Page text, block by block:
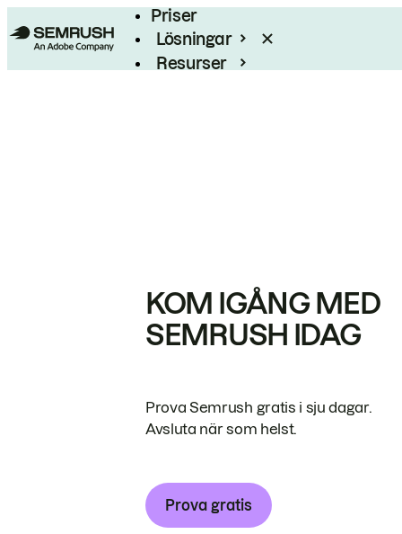
Priser
Lösningar
Resurser
KOM IGÅNG MED
SEMRUSH IDAG
Prova Semrush gratis i sju dagar.
Avsluta när som helst.
Prova gratis